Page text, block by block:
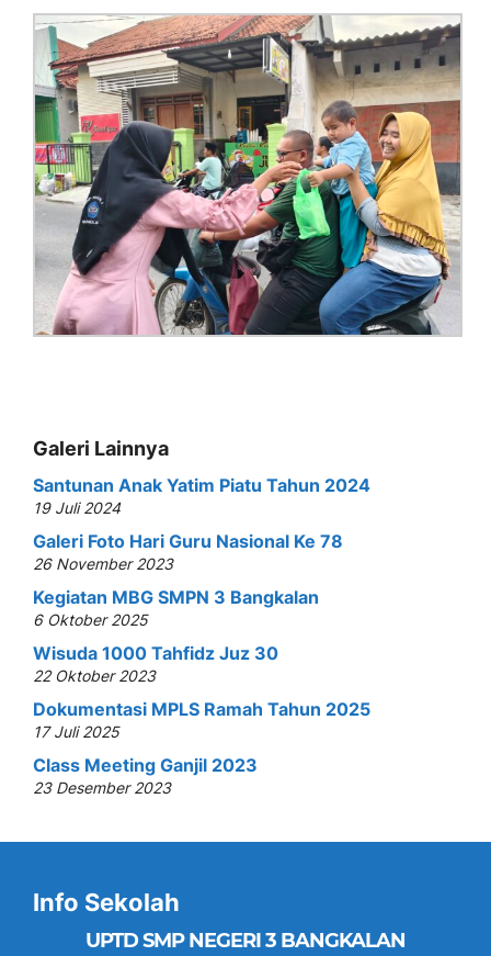
Galeri Lainnya
Santunan Anak Yatim Piatu Tahun 2024
19 Juli 2024
Galeri Foto Hari Guru Nasional Ke 78
26 November 2023
Kegiatan MBG SMPN 3 Bangkalan
6 Oktober 2025
Wisuda 1000 Tahfidz Juz 30
22 Oktober 2023
Dokumentasi MPLS Ramah Tahun 2025
17 Juli 2025
Class Meeting Ganjil 2023
23 Desember 2023
Info Sekolah
UPTD SMP NEGERI 3 BANGKALAN